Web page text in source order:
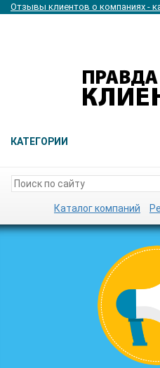
Отзывы клиентов о компаниях -
КАТЕГОРИИ
Каталог компаний